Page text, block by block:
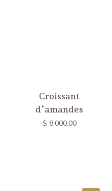
Croissant
d’amandes
$ 8.000,00